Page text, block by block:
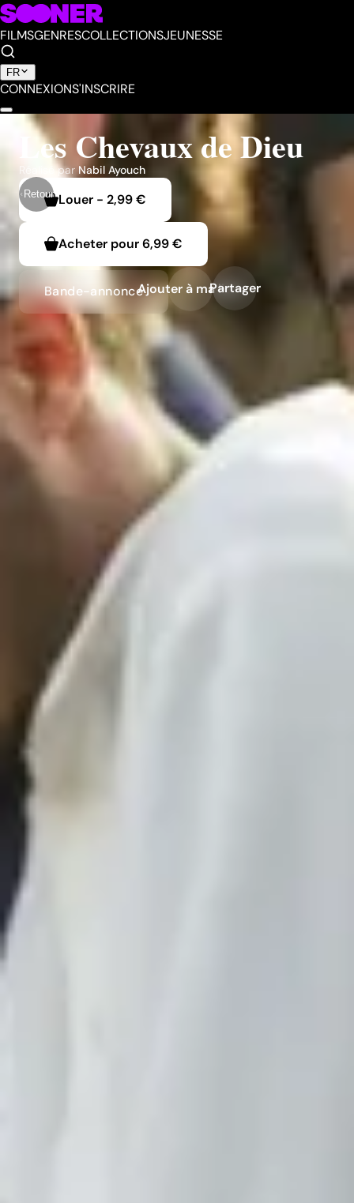
FILMSGENRESCOLLECTIONSJEUNESSE
FR
CONNEXIONS'INSCRIRE
Retour
Les Chevaux de Dieu
Réalisé par Nabil Ayouch
Louer - 2,99 €
Acheter pour6,99 €
Bande-annonceAjouter à ma liste
Partager